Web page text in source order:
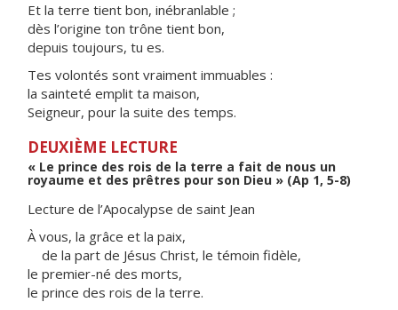
Et la terre tient bon, inébranlable ;
dès l’origine ton trône tient bon,
depuis toujours, tu es.
Tes volontés sont vraiment immuables :
la sainteté emplit ta maison,
Seigneur, pour la suite des temps.
DEUXIÈME LECTURE
« Le prince des rois de la terre a fait de nous un
royaume et des prêtres pour son Dieu » (Ap 1, 5-8)
Lecture de l’Apocalypse de saint Jean
À vous, la grâce et la paix,
de la part de Jésus Christ, le témoin fidèle,
le premier-né des morts,
le prince des rois de la terre.